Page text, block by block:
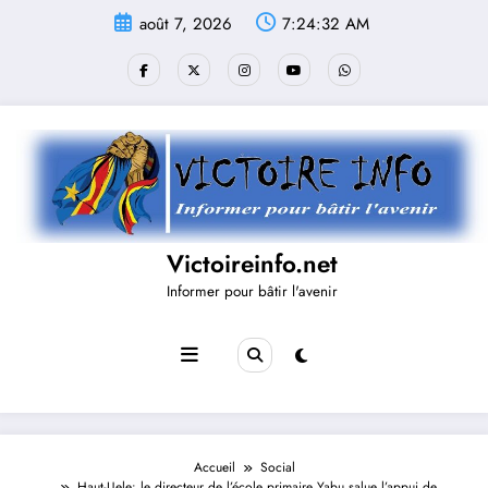
août 7, 2026 7:24:33 AM
Victoireinfo.net
Informer pour bâtir l'avenir
Accueil
Social